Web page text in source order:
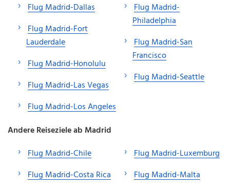
Flug Madrid-Dallas
Flug Madrid-Fort
Lauderdale
Flug Madrid-Honolulu
Flug Madrid-Las Vegas
Flug Madrid-Los Angeles
Flug Madrid-
Philadelphia
Flug Madrid-San
Francisco
Flug Madrid-Seattle
Andere Reiseziele ab Madrid
Flug Madrid-Chile
Flug Madrid-Costa Rica
Flug Madrid-Luxemburg
Flug Madrid-Malta